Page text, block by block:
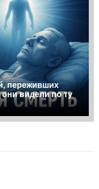
переживших
видели по ту